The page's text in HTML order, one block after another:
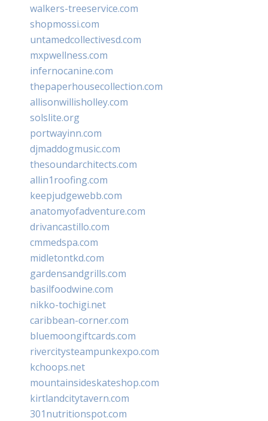
walkers-treeservice.com
shopmossi.com
untamedcollectivesd.com
mxpwellness.com
infernocanine.com
thepaperhousecollection.com
allisonwillisholley.com
solslite.org
portwayinn.com
djmaddogmusic.com
thesoundarchitects.com
allin1roofing.com
keepjudgewebb.com
anatomyofadventure.com
drivancastillo.com
cmmedspa.com
midletontkd.com
gardensandgrills.com
basilfoodwine.com
nikko-tochigi.net
caribbean-corner.com
bluemoongiftcards.com
rivercitysteampunkexpo.com
kchoops.net
mountainsideskateshop.com
kirtlandcitytavern.com
301nutritionspot.com